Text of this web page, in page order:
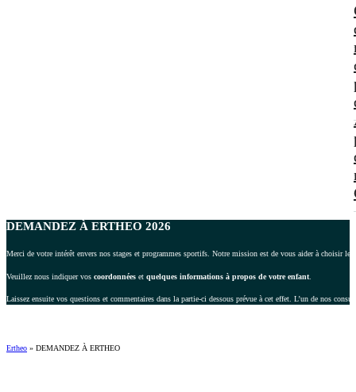
DEMANDEZ À ERTHEO 2026
Merci de votre intérêt envers nos stages et programmes sportifs. Notre mission est de vous aider à choisir
Veuillez nous indiquer vos coordonnées et quelques informations à propos de votre enfant
Laissez ensuite vos questions et commentaires dans la partie-ci dessous prévue à cet effet. L’un de nos
Ertheo » DEMANDEZ À ERTHEO